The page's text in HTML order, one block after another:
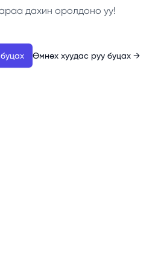
дахин оролдоно уу!
Өмнөх хуудас руу буцах →